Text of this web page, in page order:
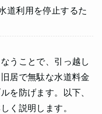
道利用を停止するた
うことで、引っ越し
居で無駄な水道料金
を防げます。以下、
く説明します。